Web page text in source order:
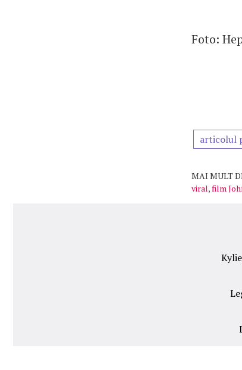
Foto:
articolul
MAI MULT
viral,film